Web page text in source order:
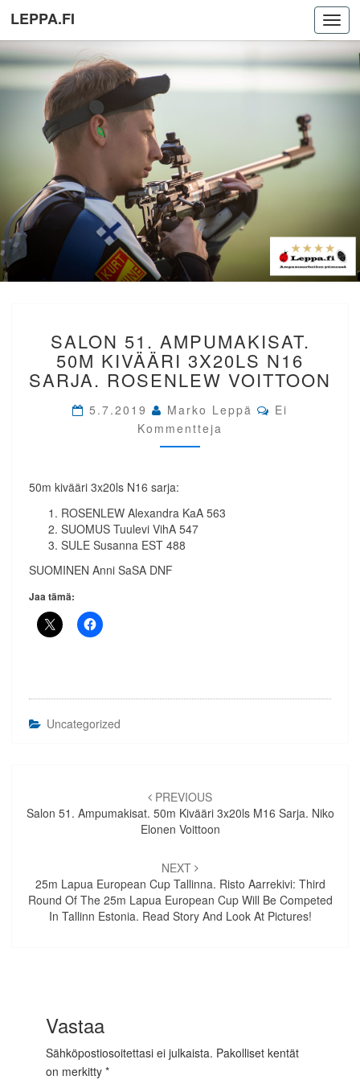
LEPPA.FI
51.
AMPUMAKISAT.
50M
KIVÄÄRI
3X20LS
N16
SARJA.
ROSENLEW
SALON 51. AMPUMAKISAT.
50M KIVÄÄRI 3X20LS N16
SARJA. ROSENLEW VOITTOON
5.7.2019 Marko Leppä Comments
Ei
Kommentteja
50m kivääri 3x20ls N16 sarja:
ROSENLEW Alexandra KaA 563
SUOMUS Tuulevi VihA 547
SULE Susanna EST 488
SUOMINEN Anni SaSA DNF
Jaa tämä:
Uncategorized
selaus
PREVIOUS
Salon 51. Ampumakisat. 50m Kivääri 3x20ls M16 Sarja. Niko
Elonen Voittoon
NEXT
25m Lapua European Cup Tallinna. Risto Aarrekivi: Third
Round Of The 25m Lapua European Cup Will Be Competed
In Tallinn Estonia. Read Story And Look At Pictures!
Vastaa
Sähköpostiosoitettasi ei julkaista. Pakolliset kentät
on merkitty *